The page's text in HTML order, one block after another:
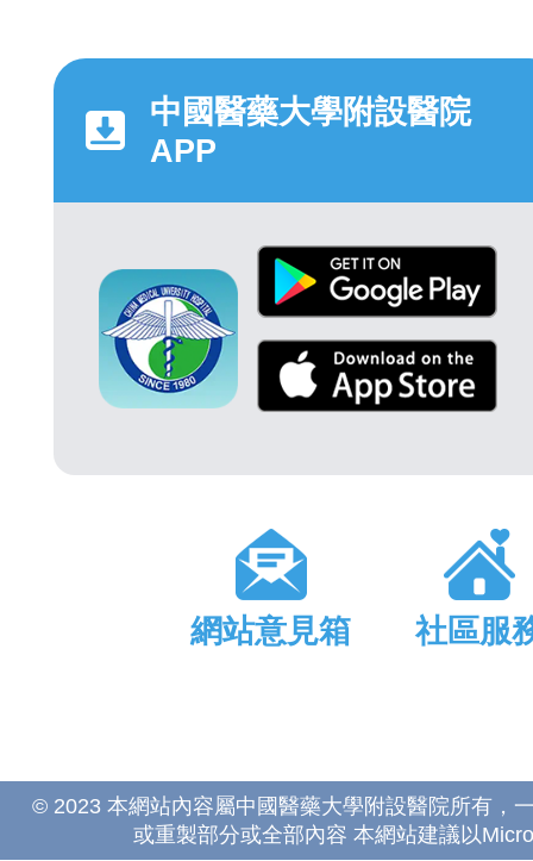
中國醫藥大學附設醫院
APP
網站意見箱 社區服
© 2023 本網站內容屬中國醫藥大學附設醫院所有，
或重製部分或全部內容 本網站建議以